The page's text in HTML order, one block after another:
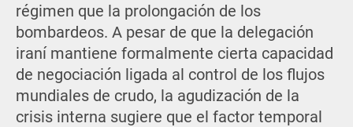
régimen que la prolongación de los
bombardeos. A pesar de que la delegación
iraní mantiene formalmente cierta capacidad
de negociación ligada al control de los flujos
mundiales de crudo, la agudización de la
crisis interna sugiere que el factor temporal